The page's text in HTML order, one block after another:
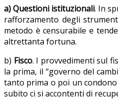
a) Questioni istituzionali. In
rafforzamento degli
metodo è censurabile e
altrettanta fortuna.
b) Fisco. I provvedimenti sul
la prima, il “governo del
tanto prima o poi un
subito ci si accontenti di